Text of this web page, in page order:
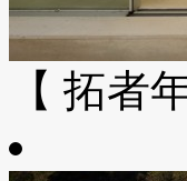
【 拓者